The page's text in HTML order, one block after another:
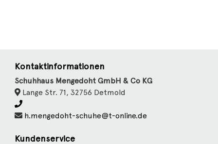
Kontaktinformationen
Schuhhaus Mengedoht GmbH & Co KG
Lange Str. 71, 32756 Detmold
h.mengedoht-schuhe@t-online.de
Kundenservice